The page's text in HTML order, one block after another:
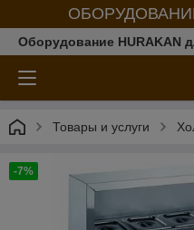
Оборудование HURAKAN
Товары и услуги
-7%